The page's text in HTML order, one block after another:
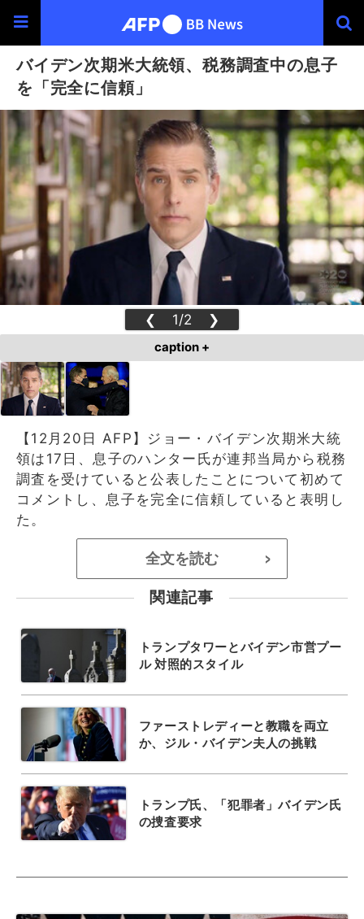
バイデン次期米大統領、税務調査中の息子
を「完全に信頼」
❮ 1/2 ❯
caption +
【12月20日 AFP】ジョー・バイデン次期米大統
領は17日、息子のハンター氏が連邦当局から税務
調査を受けていると公表したことについて初めて
コメントし、息子を完全に信頼していると表明し
た。
全文を読む >
関連記事
トランプタワーとバイデン市営プー
ル 対照的スタイル
ファーストレディーと教職を両立
か、ジル・バイデン夫人の挑戦
トランプ氏、「犯罪者」バイデン氏
の捜査要求